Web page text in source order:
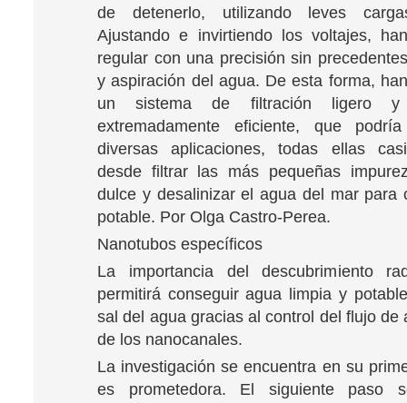
de detenerlo, utilizando leves
Ajustando e invirtiendo los voltajes,
regular con una precisión sin
y aspiración del agua. De esta forma,
un sistema de filtración ligero y
extremadamente eficiente, que
diversas aplicaciones, todas ellas
desde filtrar las más pequeñas
dulce y desalinizar el agua del mar para
potable. Por Olga Castro-Perea.
Nanotubos específicos
La importancia del descubrimiento
permitirá conseguir agua limpia y
sal del agua gracias al control del flujo de
de los nanocanales.
La investigación se encuentra en su
es prometedora. El siguiente paso